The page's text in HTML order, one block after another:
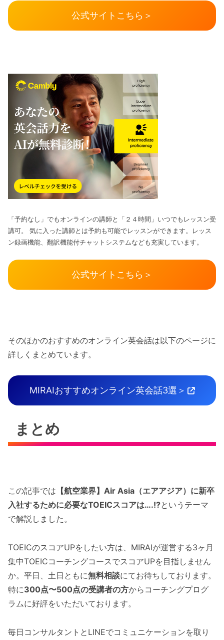
公式サイトこちら＞
「予約なし」でもオンラインの講師と「２４時間」いつでもレッスン受
講可。 気に入った講師とは予約も可能でレッスンができます。レッス
ン録画機能、翻訳機能付チャットシステムなども充実しています。
公式サイトこちら＞
そのほかのおすすめのオンライン英会話は以下のページに
詳しくまとめています。
MIRAIおすすめオンライン英会話3選＞
まとめ
この記事では 【航空業界】Air Asia（エアアジア）に新卒
入社するために必要なTOEICスコアは….!?というテーマ
で解説しました。
TOEICのスコアUPをしたい方は、MIRAIが運営する3ヶ月
集中TOEICコーチングコースでスコアUPを目指しません
か。平日、土日ともに無料相談にてお待ちしております。
特に300点〜500点の受講者の方からコーチングプログ
ラムに好評をいただいております。
毎日コンサルタントとLINEでコミュニケーションを取り